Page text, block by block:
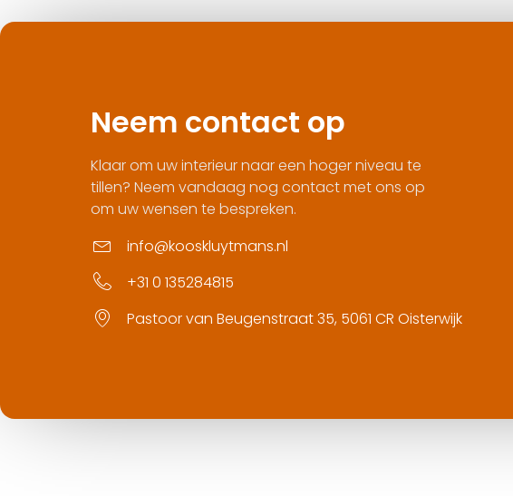
Neem contact op
Klaar om uw interieur naar een hoger niveau te
tillen? Neem vandaag nog contact met ons op
om uw wensen te bespreken.
info@kooskluytmans.nl
+31 0 135284815
Pastoor van Beugenstraat 35, 5061 CR Oisterwijk